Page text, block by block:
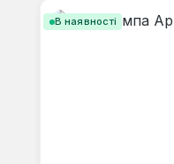
В наявності